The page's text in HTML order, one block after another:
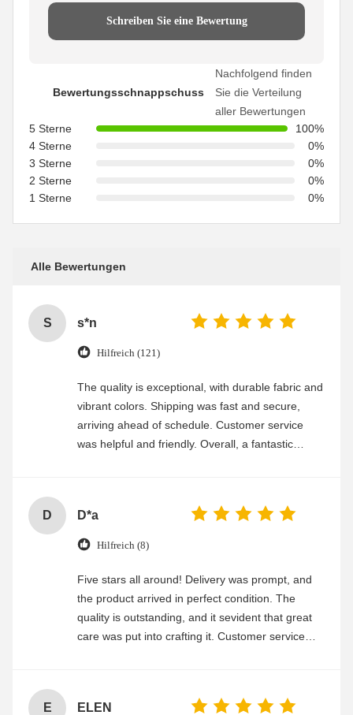
Schreiben Sie eine Bewertung
Bewertungsschnappschuss
Nachfolgend finden
Sie die Verteilung
aller Bewertungen
5 Sterne
100%
4 Sterne
0%
3 Sterne
0%
2 Sterne
0%
1 Sterne
0%
Alle Bewertungen
S s*n
Hilfreich (121)
The quality is exceptional, with durable fabric and
vibrant colors. Shipping was fast and secure,
arriving ahead of schedule. Customer service
was helpful and friendly. Overall, a fantastic
D D*a
Hilfreich (8)
Five stars all around! Delivery was prompt, and
the product arrived in perfect condition. The
quality is outstanding, and it sevident that great
care was put into crafting it. Customer service
E ELEN